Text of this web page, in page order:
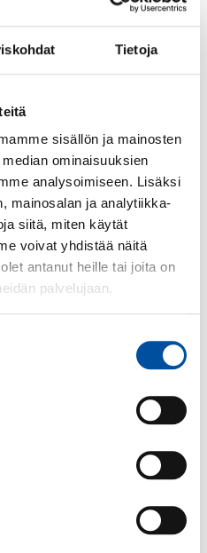
Tietoja
sisällön ja mainosten
ominaisuuksien
analysoimiseen. Lisäksi
mainosalan ja analytiikka-
siitä, miten käytät
voivat yhdistää näitä
antanut heille tai joita on
palvelujaan.
tulee
kunnossa kaikkina
henkilöstömitoitus
tulee olla tätä
vähentymisen syyksi
hoitajapula kertovat
veto- ja pitovoiman
hoitajapulaan ovat
ja koulutettua
ja alalle hakeudutaan, jos
johtaminen ja
rahaa hoitajapulan
oletetaanko
Paavola kysyy.
Paavola, 050 5275 085